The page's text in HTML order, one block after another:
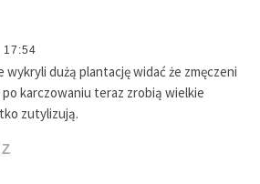
17:54
wykryli dużą plantację widać że zmęczeni
karczowaniu teraz zrobią wielkie
zutylizują.